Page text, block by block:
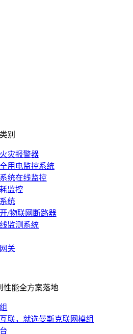
别
灾报警器
用电监控系统
统在线监控
监控
统
/物联网断路器
监测系统
关
性能全方案落地
联，就选曼斯克联网模组